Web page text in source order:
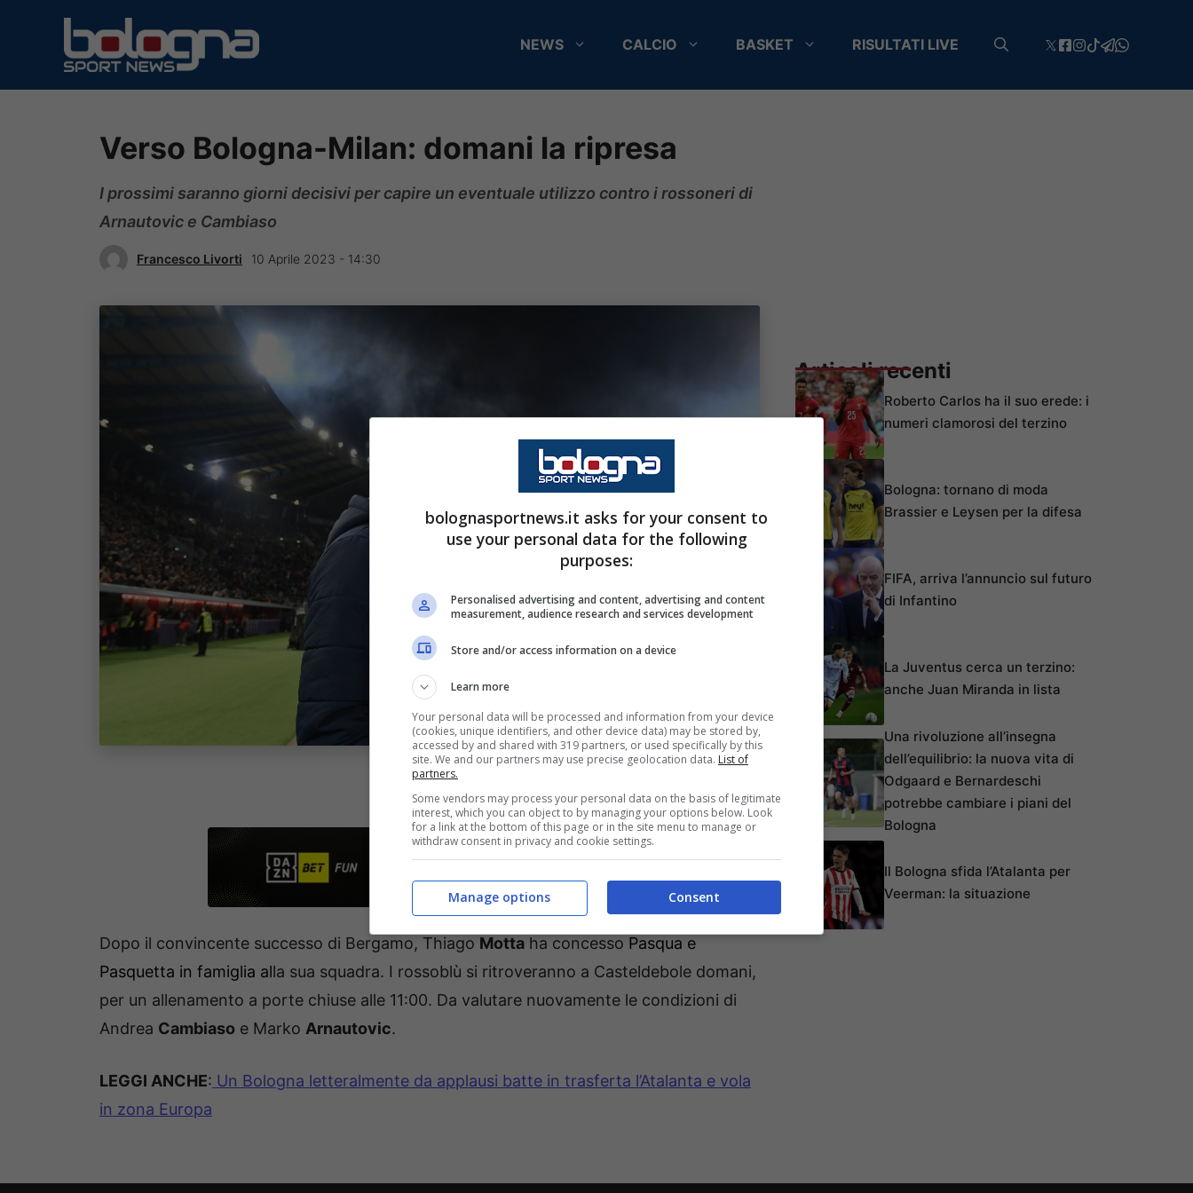
contenuto
NEWS CALCIO BASKET RISULTATI LIVE
Verso Bologna-Milan: domani la ripresa
I prossimi saranno giorni decisivi per capire un eventuale utilizzo contro i rossoneri di
Arnautovic e Cambiaso
Francesco Livorti 10 Aprile 2023 - 14:30
Dopo il convincente successo di Bergamo, Thiago Motta ha concesso Pasqua e
Pasquetta in famiglia alla sua squadra. I rossoblù si ritroveranno a Casteldebole domani,
per un allenamento a porte chiuse alle 11:00. Da valutare nuovamente le condizioni di
Andrea Cambiaso e Marko Arnautovic.
LEGGI ANCHE: Un Bologna letteralmente da applausi batte in trasferta l’Atalanta e vola
in zona Europa
Articoli recenti
Roberto Carlos ha il suo erede: i
numeri clamorosi del terzino
Bologna: tornano di moda
Brassier e Leysen per la difesa
FIFA, arriva l’annuncio sul futuro
di Infantino
La Juventus cerca un terzino:
anche Juan Miranda in lista
Una rivoluzione all’insegna
dell’equilibrio: la nuova vita di
Odgaard e Bernardeschi
potrebbe cambiare i piani del
Bologna
Il Bologna sfida l’Atalanta per
Veerman: la situazione
bolognasportnews.it asks for your consent to
use your personal data for the following
purposes:
Personalised advertising and content, advertising and content
measurement, audience research and services development
Store and/or access information on a device
Learn more
Your personal data will be processed and information from your device
(cookies, unique identifiers, and other device data) may be stored by,
accessed by and shared with 319 partners, or used specifically by this
site. We and our partners may use precise geolocation data. List of
partners.
Some vendors may process your personal data on the basis of legitimate
interest, which you can object to by managing your options below. Look
for a link at the bottom of this page or in the site menu to manage or
withdraw consent in privacy and cookie settings.
Consent
Manage options